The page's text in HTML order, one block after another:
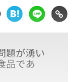
題が湧い
品であ